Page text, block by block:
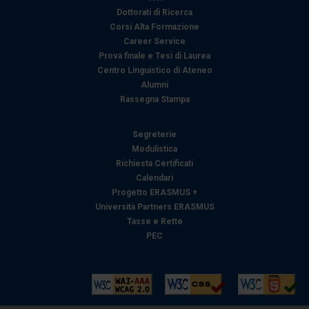
Dottorati di Ricerca
Corsi Alta Formazione
Career Service
Prova finale e Tesi di Laurea
Centro Linguistico di Ateneo
Alumni
Rassegna Stampa
Segreterie
Modulistica
Richiesta Certificati
Calendari
Progetto ERASMUS +
Università Partners ERASMUS
Tasse e Rette
PEC